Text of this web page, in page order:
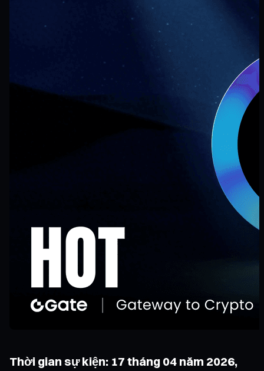
Thời gian sự kiện: 17 tháng 04 năm 2026,